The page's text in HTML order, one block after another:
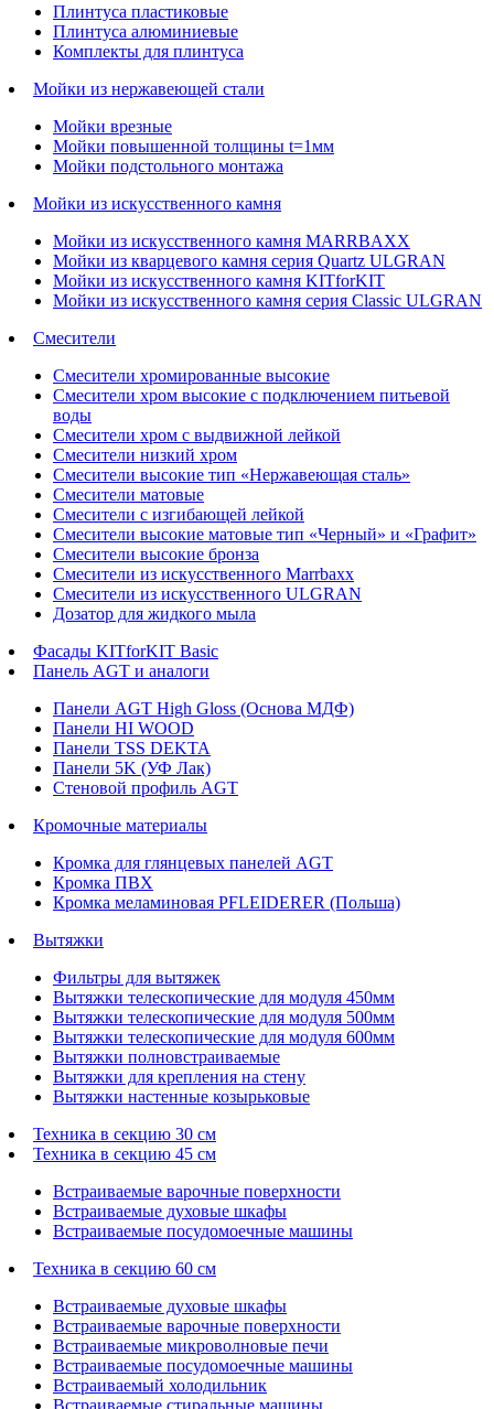
Плинтуса пластиковые
Плинтуса алюминиевые
Комплекты для плинтуса
Мойки из нержавеющей стали
Мойки врезные
Мойки повышенной толщины t=1мм
Мойки подстольного монтажа
Мойки из искусственного камня
Мойки из искусственного камня MARRBAXX
Мойки из кварцевого камня серия Quartz ULGRAN
Мойки из искусственного камня KITforKIT
Мойки из искусственного камня серия Classic ULGRAN
Смесители
Смесители хромированные высокие
Смесители хром высокие с подключением питьевой
воды
Смесители хром с выдвижной лейкой
Смесители низкий хром
Смесители высокие тип «Нержавеющая сталь»
Смесители матовые
Смесители с изгибающей лейкой
Смесители высокие матовые тип «Черный» и «Графит»
Смесители высокие бронза
Смесители из искусственного Marrbaxx
Смесители из искусственного ULGRAN
Дозатор для жидкого мыла
Фасады KITforKIT Basic
Панель AGT и аналоги
Панели AGT High Gloss (Основа МДФ)
Панели HI WOOD
Панели TSS DEKTA
Панели 5K (УФ Лак)
Стеновой профиль AGT
Кромочные материалы
Кромка для глянцевых панелей AGT
Кромка ПВХ
Кромка меламиновая PFLEIDERER (Польша)
Вытяжки
Фильтры для вытяжек
Вытяжки телескопические для модуля 450мм
Вытяжки телескопические для модуля 500мм
Вытяжки телескопические для модуля 600мм
Вытяжки полновстраиваемые
Вытяжки для крепления на стену
Вытяжки настенные козырьковые
Техника в секцию 30 см
Техника в секцию 45 см
Встраиваемые варочные поверхности
Встраиваемые духовые шкафы
Встраиваемые посудомоечные машины
Техника в секцию 60 см
Встраиваемые духовые шкафы
Встраиваемые варочные поверхности
Встраиваемые микроволновые печи
Встраиваемые посудомоечные машины
Встраиваемый холодильник
Встраиваемые стиральные машины